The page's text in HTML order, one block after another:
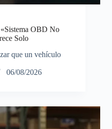
OBD No
Solo
que un vehículo
06/08/2026